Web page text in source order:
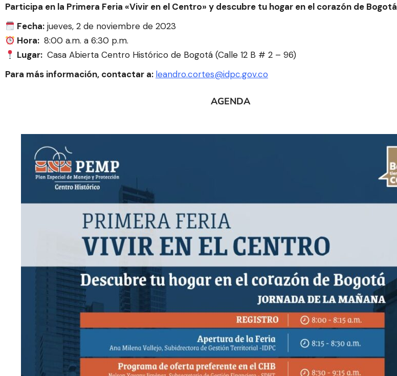
Participa en la Primera Feria «Vivir en el Centro» y descubre tu hogar en el corazón de Bogotá
Fecha: jueves, 2 de noviembre de 2023
Hora: 8:00 a.m. a 6:30 p.m.
Lugar: Casa Abierta Centro Histórico de Bogotá (Calle 12 B # 2 – 96)
Para más información, contactar a: leandro.cortes@idpc.gov.co
AGENDA